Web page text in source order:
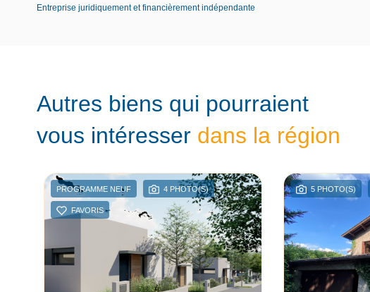
Entreprise juridiquement et financièrement indépendante
Autres biens qui pourraient
vous intéresser dans la région
PROGRAMME NEUF 4 PHOTO(S)
FAVORIS
5 PHOTO(S)